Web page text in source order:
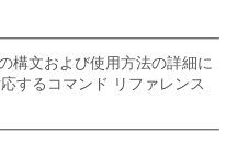
構文および使用方法の詳細に
するコマンド リファレンス